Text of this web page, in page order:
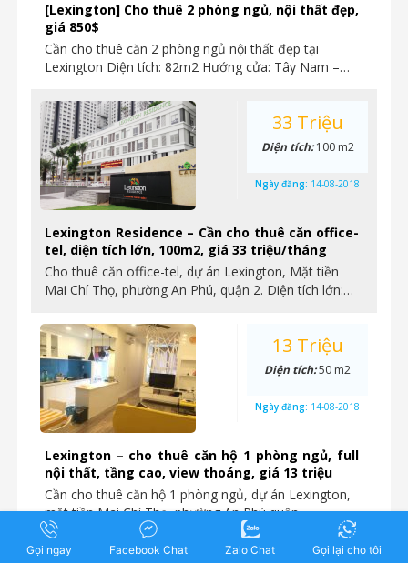
[Lexington] Cho thuê 2 phòng ngủ, nội thất đẹp,
giá 850$
Cần cho thuê căn 2 phòng ngủ nội thất đẹp tại
Lexington Diện tích: 82m2 Hướng cửa: Tây Nam –…
Lexington Residence – Cần cho thuê căn office-
tel, diện tích lớn, 100m2, giá 33 triệu/tháng
Cho thuê căn office-tel, dự án Lexington, Mặt tiền
Mai Chí Thọ, phường An Phú, quận 2. Diện tích lớn:…
33 Triệu
Diện tích:100 m2
Ngày đăng: 14-08-2018
Lexington – cho thuê căn hộ 1 phòng ngủ, full
nội thất, tầng cao, view thoáng, giá 13 triệu
Cần cho thuê căn hộ 1 phòng ngủ, dự án Lexington,
mặt tiền Mai Chí Thọ, phường An Phú quận…
13 Triệu
Diện tích:50 m2
Ngày đăng: 14-08-2018
Gọi ngay Facebook Chat Zalo Chat Gọi lại cho tôi